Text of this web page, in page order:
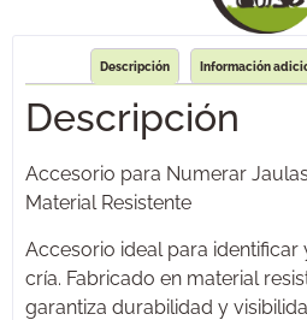
Descripción Información
Descripción
Accesorio para Numerar
Material Resistente
Accesorio ideal para identificar
cría. Fabricado en material
garantiza durabilidad y